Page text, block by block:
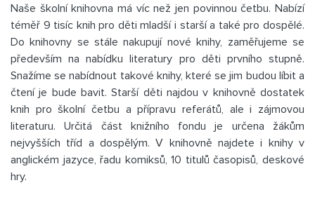
Naše školní knihovna má víc než jen povinnou četbu. Nabízí
téměř 9 tisíc knih pro děti mladší i starší a také pro dospělé.
Do knihovny se stále nakupují nové knihy, zaměřujeme se
především na nabídku literatury pro děti prvního stupně.
Snažíme se nabídnout takové knihy, které se jim budou líbit a
čtení je bude bavit. Starší děti najdou v knihovně dostatek
knih pro školní četbu a přípravu referátů, ale i zájmovou
literaturu. Určitá část knižního fondu je určena žákům
nejvyšších tříd a dospělým. V knihovně najdete i knihy v
anglickém jazyce, řadu komiksů, 10 titulů časopisů, deskové
hry.